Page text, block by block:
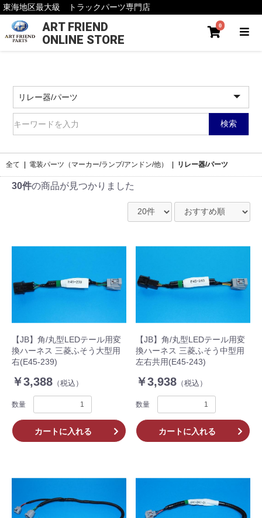
東海地区最大級 トラックパーツ専門店
ART FRIEND
ONLINE STORE
0
検索
全て 電装パーツ（マーカー/ランプ/アンドン/他） リレー器/パーツ
30件の商品が見つかりました
【JB】角/丸型LEDテール用変
換ハーネス 三菱ふそう大型用
右(E45-239)
￥3,388 （税込）
数量
カートに入れる
【JB】角/丸型LEDテール用変
換ハーネス 三菱ふそう中型用
左右共用(E45-243)
￥3,938 （税込）
数量
カートに入れる